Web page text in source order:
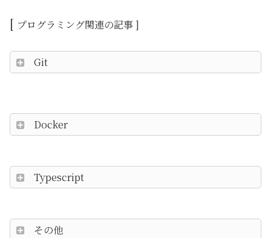
[ プログラミング関連の記事 ]
Git
Docker
Typescript
その他